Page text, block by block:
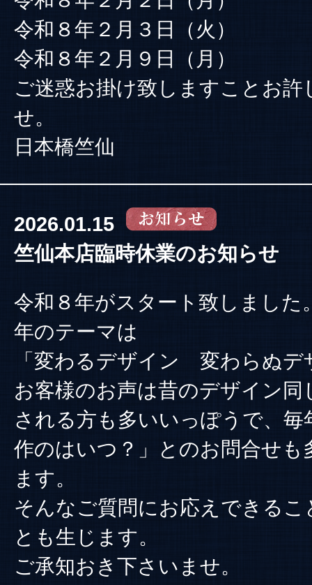
令和８年２月３日（火）
令和８年２月９日（月）
ご迷惑お掛け致しますことお許
せ。
日本橋竺仙
2026.01.15
竺仙本店臨時休業のお知らせ
令和８年がスタート致しました
年のテーマは
「変わるデザイン 変わらぬデ
お客様のお声は昔のデザイン同
される方も多いいっぽうで、毎
作のはいつ？」とのお問合せも
ます。
そんなご質問にお応えできるこ
とも生じます。
ご承知おき下さいませ。